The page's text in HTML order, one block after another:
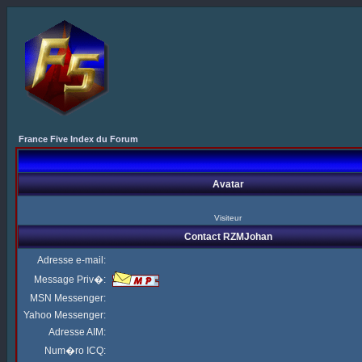
France Five Index du Forum
Avatar
Visiteur
Contact RZMJohan
Adresse e-mail:
Message Priv�:
MSN Messenger:
Yahoo Messenger:
Adresse AIM:
Num�ro ICQ: